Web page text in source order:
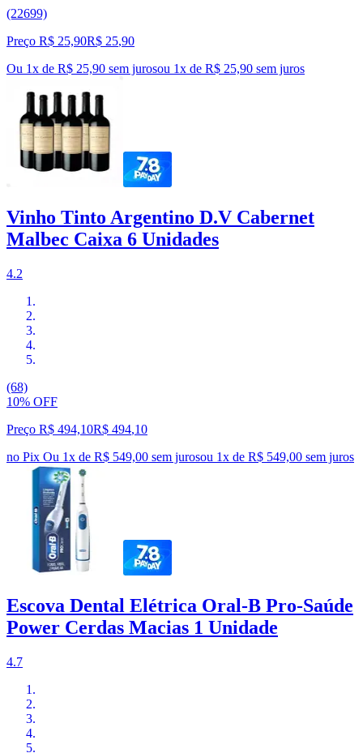
(22699)
Preço R$ 25,90R$ 25,90
Ou 1x de R$ 25,90 sem jurosou 1x de R$ 25,90 sem juros
Vinho Tinto Argentino D.V Cabernet
Malbec Caixa 6 Unidades
4.2
(68)
10% OFF
Preço R$ 494,10R$ 494,10
no Pix Ou 1x de R$ 549,00 sem jurosou 1x de R$ 549,00 sem juros
Escova Dental Elétrica Oral-B Pro-Saúde
Power Cerdas Macias 1 Unidade
4.7